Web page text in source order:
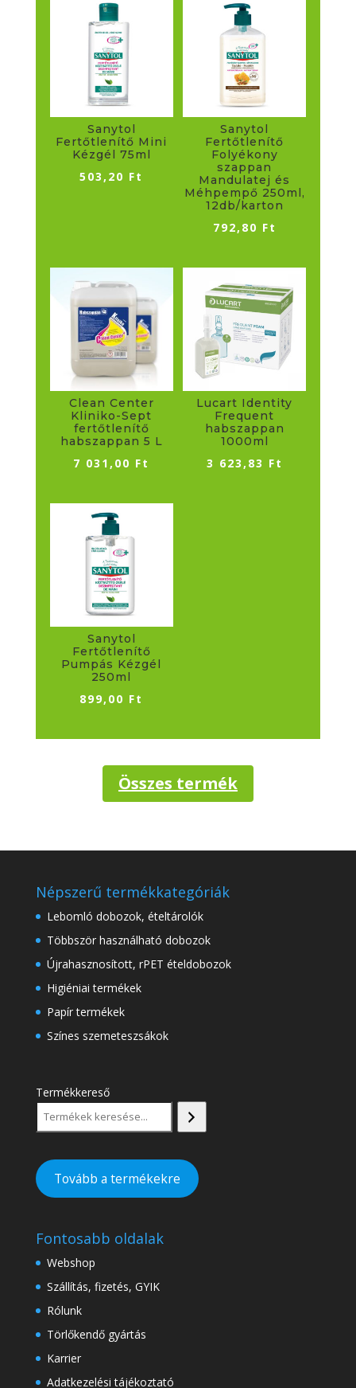
Sanytol
Fertőtlenítő Mini
Kézgél 75ml
503,20 Ft
Sanytol
Fertőtlenítő
Folyékony
szappan
Mandulatej és
Méhpempő 250ml,
12db/karton
792,80 Ft
Clean Center
Kliniko-Sept
fertőtlenítő
habszappan 5 L
7 031,00 Ft
Lucart Identity
Frequent
habszappan
1000ml
3 623,83 Ft
Sanytol
Fertőtlenítő
Pumpás Kézgél
250ml
899,00 Ft
Összes termék
Népszerű termékkategóriák
Lebomló dobozok, ételtárolók
Többször használható dobozok
Újrahasznosított, rPET ételdobozok
Higiéniai termékek
Papír termékek
Színes szemeteszsákok
Termékkereső
Tovább a termékekre
Fontosabb oldalak
Webshop
Szállítás, fizetés, GYIK
Rólunk
Törlőkendő gyártás
Karrier
Adatkezelési tájékoztató